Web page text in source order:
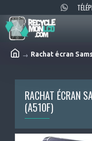
Rachat écran
RACHAT ÉCRAN
(A510F)